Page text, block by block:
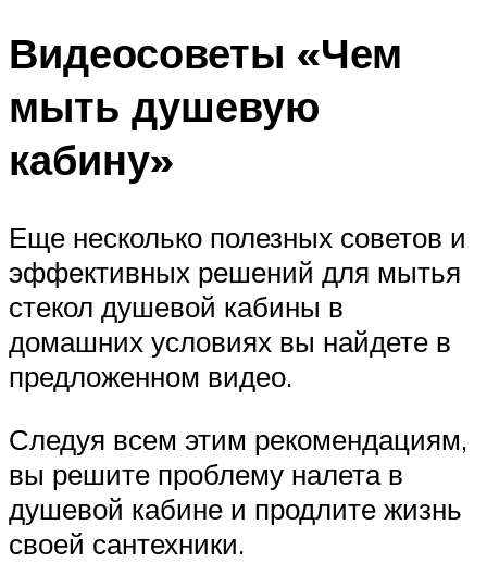
Видеосоветы «Чем
мыть душевую
кабину»
Еще несколько полезных советов и
эффективных решений для мытья
стекол душевой кабины в
домашних условиях вы найдете в
предложенном видео.
Следуя всем этим рекомендациям,
вы решите проблему налета в
душевой кабине и продлите жизнь
своей сантехники.